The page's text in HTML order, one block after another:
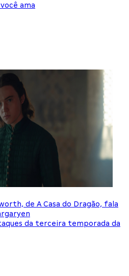
ama
de A Casa do Dragão, fala
da terceira temporada da